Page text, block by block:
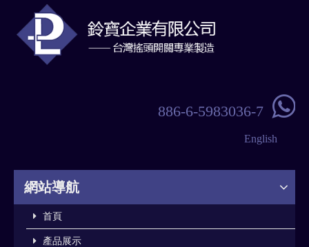
886-6-5983036-7 
English
網站導航
首頁
產品展示